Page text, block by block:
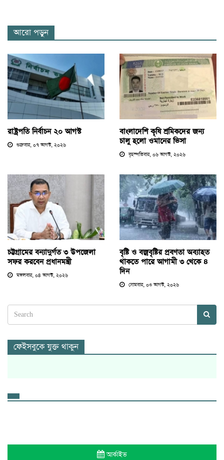
আরো পড়ুন
রাষ্ট্রপতি নির্বাচন ২০ আগস্ট
শুক্রবার, ০৭ আগস্ট, ২০২৬
বাংলাদেশি কৃষি শ্রমিকদের জন্য
চালু হলো ওমানের ভিসা
বৃহস্পতিবার, ০৬ আগস্ট, ২০২৬
চট্টগ্রামের বন্যাদুর্গত ৩ উপজেলা
সফর করবেন প্রধানমন্ত্রী
মঙ্গলবার, ০৪ আগস্ট, ২০২৬
বৃষ্টি ও বজ্রবৃষ্টির প্রবণতা অব্যাহত
থাকতে পারে আগামী ৩ থেকে ৪
দিন
সোমবার, ০৩ আগস্ট, ২০২৬
ফেইসবুকে যুক্ত থাকুন
আর্কাইভ